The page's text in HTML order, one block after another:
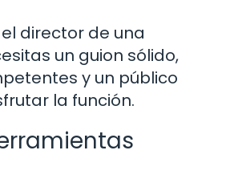
director de una
un guion sólido,
y un público
la función.